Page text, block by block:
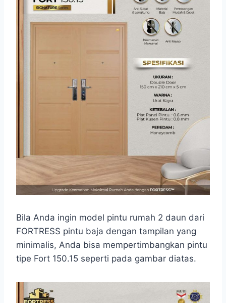
Bila Anda ingin model pintu rumah 2 daun dari
FORTRESS pintu baja dengan tampilan yang
minimalis, Anda bisa mempertimbangkan pintu
tipe Fort 150.15 seperti pada gambar diatas.